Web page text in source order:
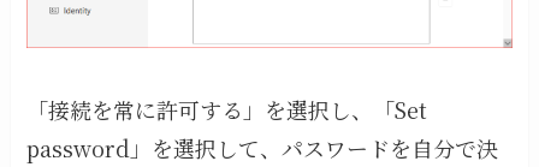
「接続を常に許可する」を選択し、「Set
password」を選択して、パスワードを自分で決